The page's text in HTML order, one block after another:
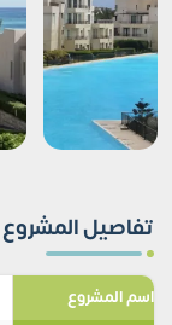
تفاصيل المشروع
اسم المشروع